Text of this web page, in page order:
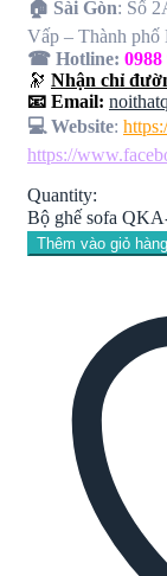
🏠 Sài Gòn: Số
Vấp – Thành phố
☎ Hotline: 0988
🔭 Nhận chỉ
📧 Email:
💻 Website:
https://
Quantity:
Bộ ghế sofa
Thêm vào giỏ hàng